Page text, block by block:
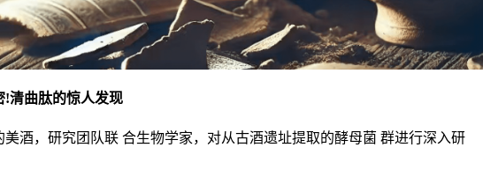
!清曲肽的惊人发现
美酒，研究团队联 合生物学家，对从古酒遗址提取的酵母菌 群进行深入研